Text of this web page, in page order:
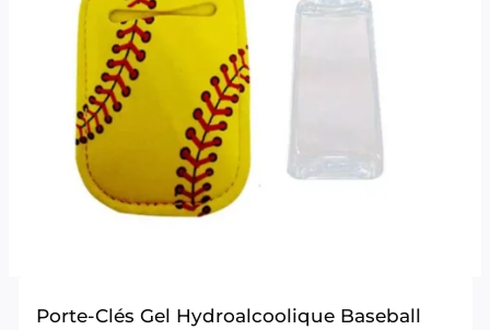
Porte-Clés Gel Hydroalcoolique Baseball